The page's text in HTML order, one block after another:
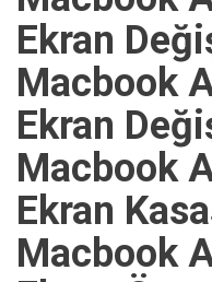
Ekran
Macbook
Ekran
Macbook
Ekran
Macbook